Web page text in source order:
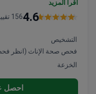
تركيا بتصميم صديق للبيئة
متخصص في تنظير
جراحون مدربون على
اقرأ المزيد
4.6156 تقييمات
التشخيص
فحص صحة الإناث (انظر
الخزعة
احصل